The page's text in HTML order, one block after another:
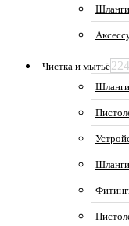
Шланги
Чистка и мытьё224
Шланги
Шланги